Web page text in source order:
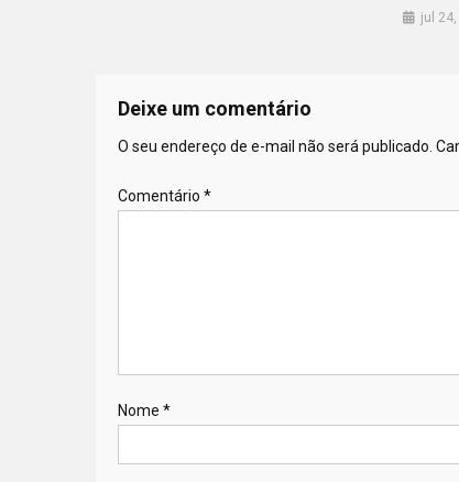
jul
Deixe um comentário
O seu endereço de e-mail não será publicado.
Comentário *
Nome *